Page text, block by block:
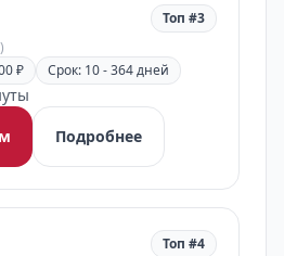
Топ #3
₽ Срок: 10 - 364 дней
Подробнее
Топ #4